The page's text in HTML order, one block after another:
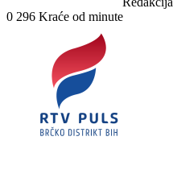
0 296 Kraće od minute